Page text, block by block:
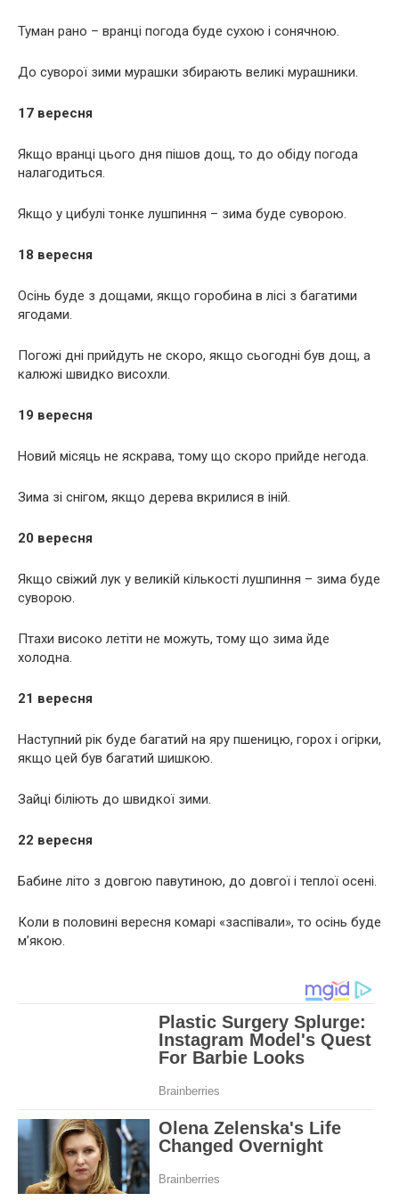
Туман рано – вранці погода буде сухою і сонячною.
До суворої зими мурашки збирають великі мурашники.
17 вересня
Якщо вранці цього дня пішов дощ, то до обіду погода
налагодиться.
Якщо у цибулі тонке лушпиння – зима буде суворою.
18 вересня
Осінь буде з дощами, якщо горобина в лісі з багатими
ягодами.
Погожі дні прийдуть не скоро, якщо сьогодні був дощ, а
калюжі швидко висохли.
19 вересня
Новий місяць не яскрава, тому що скоро прийде негода.
Зима зі снігом, якщо дерева вкрилися в іній.
20 вересня
Якщо свіжий лук у великій кількості лушпиння – зима буде
суворою.
Птахи високо летіти не можуть, тому що зима йде
холодна.
21 вересня
Наступний рік буде багатий на яру пшеницю, горох і огірки,
якщо цей був багатий шишкою.
Зайці біліють до швидкої зими.
22 вересня
Бабине літо з довгою павутиною, до довгої і теплої осені.
Коли в половині вересня комарі «заспівали», то осінь буде
м’якою.